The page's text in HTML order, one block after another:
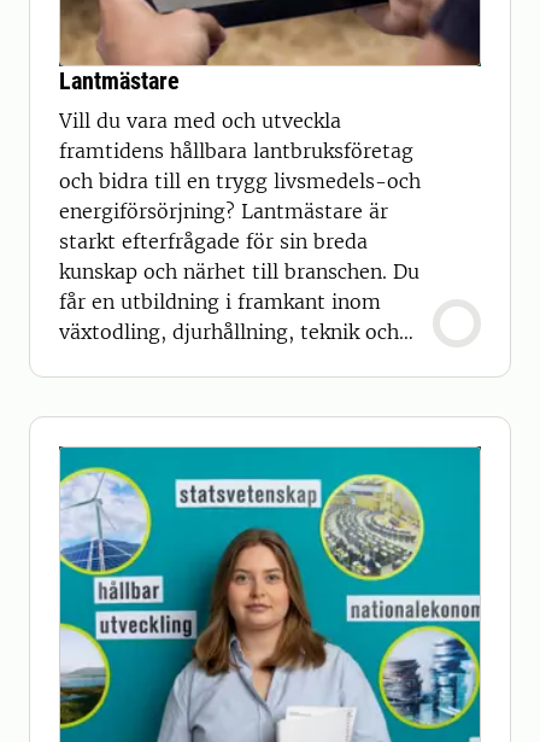
Lantmästare
Vill du vara med och utveckla
framtidens hållbara lantbruksföretag
och bidra till en trygg livsmedels-och
energiförsörjning? Lantmästare är
starkt efterfrågade för sin breda
kunskap och närhet till branschen. Du
får en utbildning i framkant inom
växtodling, djurhållning, teknik och